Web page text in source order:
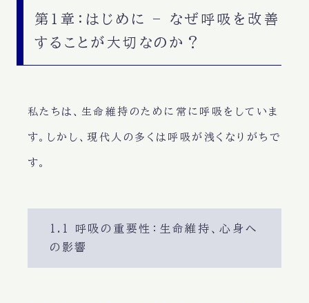
第1章：はじめに – なぜ呼吸を改善
することが大切なのか？
私たちは、 生命維持 のために常に呼吸をしていま
す。しかし、 現代人の多くは呼吸が浅く なりがちで
す。
1.1 呼吸の重要性：生命維持、心身へ
の影響